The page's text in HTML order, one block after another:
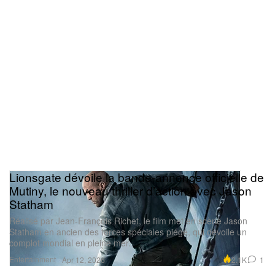
Entertainment
Lionsgate dévoile la bande-annonce officielle de
Mutiny, le nouveau thriller d’action avec Jason
Statham
Réalisé par Jean-François Richet, le film met en scène Jason
Statham en ancien des forces spéciales piégé, qui dévoile un
complot mondial en pleine mer.
Apr 12, 2026 2.1K 1